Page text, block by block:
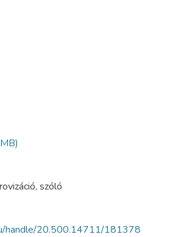
, szóló
handle/20.500.14711/181378